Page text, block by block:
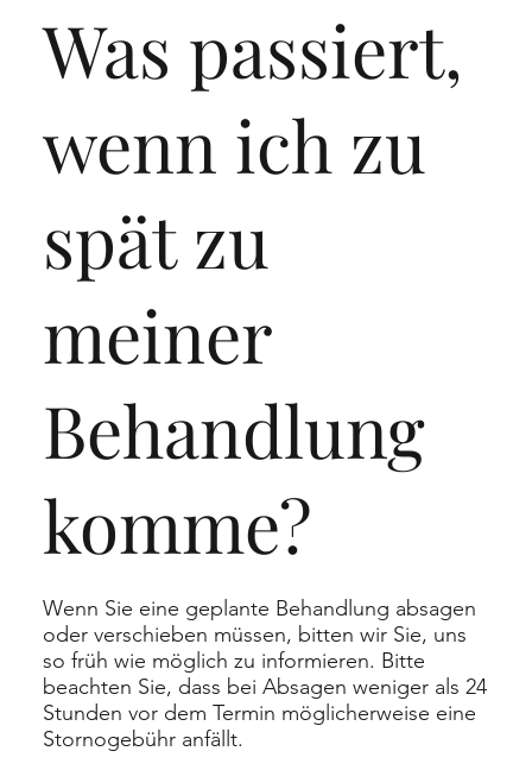
Wenn Sie eine geplante Behandlung absagen
oder verschieben müssen, bitten wir Sie, uns
so früh wie möglich zu informieren. Bitte
beachten Sie, dass bei Absagen weniger als 24
Stunden vor dem Termin möglicherweise eine
Stornogebühr anfällt.
Was passiert,
wenn ich zu
spät zu
meiner
Behandlung
komme?